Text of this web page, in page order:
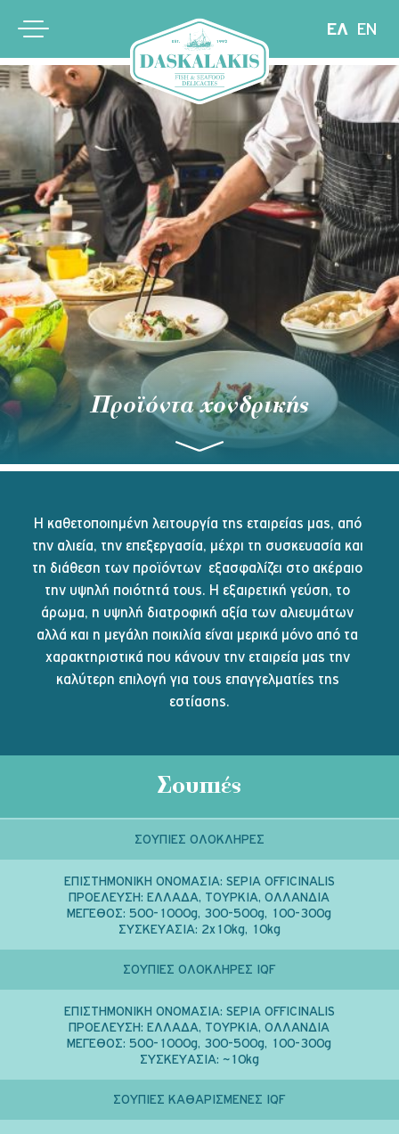
ΕΛ EN
Προϊόντα χονδρικής
Η καθετοποιημένη λειτουργία της εταιρείας μας, από
την αλιεία, την επεξεργασία, μέχρι τη συσκευασία και
τη διάθεση των προϊόντων  εξασφαλίζει στο ακέραιο
την υψηλή ποιότητά τους. Η εξαιρετική γεύση, το
άρωμα, η υψηλή διατροφική αξία των αλιευμάτων
αλλά και η μεγάλη ποικιλία είναι μερικά μόνο από τα
χαρακτηριστικά που κάνουν την εταιρεία μας την
καλύτερη επιλογή για τους επαγγελματίες της
εστίασης.
Σουπιές
ΣΟΥΠΙΕΣ ΟΛΟΚΛΗΡΕΣ
ΕΠΙΣΤΗΜΟΝΙΚΗ ΟΝΟΜΑΣΙΑ: SEPIA OFFICINALIS
ΠΡΟΕΛΕΥΣΗ: ΕΛΛΑΔΑ, ΤΟΥΡΚΙΑ, ΟΛΛΑΝΔΙΑ
ΜΕΓΕΘΟΣ:500-1000g, 300-500g, 100-300g
ΣΥΣΚΕΥΑΣΙΑ: 2x10kg, 10kg
ΣΟΥΠΙΕΣ ΟΛΟΚΛΗΡΕΣ IQF
ΕΠΙΣΤΗΜΟΝΙΚΗ ΟΝΟΜΑΣΙΑ: SEPIA OFFICINALIS
ΠΡΟΕΛΕΥΣΗ: ΕΛΛΑΔΑ, ΤΟΥΡΚΙΑ, ΟΛΛΑΝΔΙΑ
ΜΕΓΕΘΟΣ:500-1000g, 300-500g, 100-300g
ΣΥΣΚΕΥΑΣΙΑ: ~10kg
ΣΟΥΠΙΕΣ ΚΑΘΑΡΙΣΜΕΝΕΣ IQF